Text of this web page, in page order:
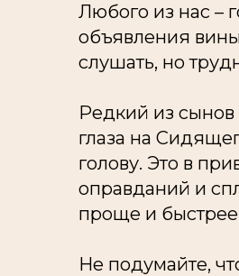
Любого из нас –
объявления
слушать, но
Редкий из
глаза на
голову. Это в
оправданий и
проще и
Не подумайте,